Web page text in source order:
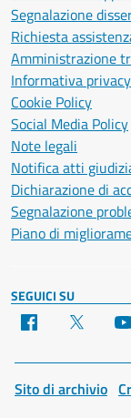
Segnalazione
Richiesta
Amministrazione
Informativa privacy
Cookie Policy
Social Media Policy
Note legali
Notifica atti
Dichiarazione di
Segnalazione
Piano di
SEGUICI SU
Facebook
Sito di archivio